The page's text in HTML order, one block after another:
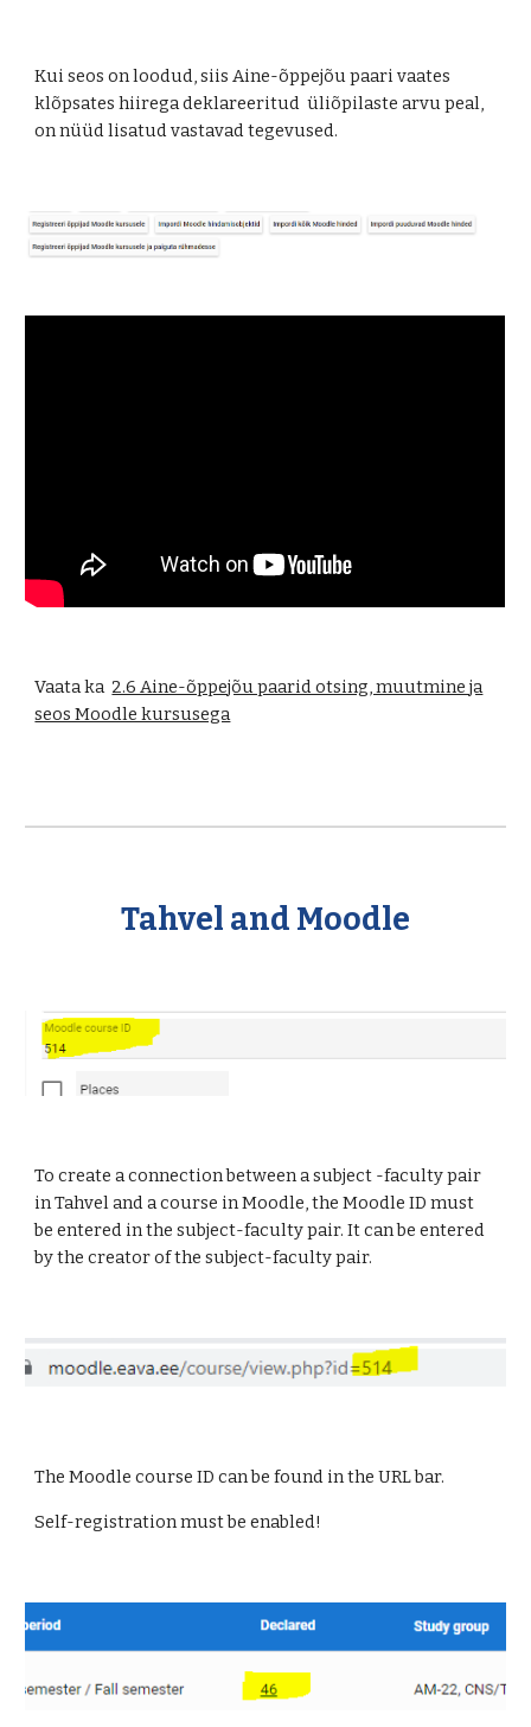
Kui seos on loodud, siis Aine-õppejõu paari vaates
klõpsates hiirega deklareeritud üliõpilaste arvu peal,
on nüüd lisatud vastavad tegevused.
Vaata ka 2.6 Aine-õppejõu paarid otsing, muutmine ja
seos Moodle kursusega
Tahvel and Moodle
To create a connection between a subject -faculty pair
in Tahvel and a course in Moodle, the Moodle ID must
be entered in the subject-faculty pair. It can be entered
by the creator of the subject-faculty pair.
The Moodle course ID can be found in the URL bar.
Self-registration must be enabled!